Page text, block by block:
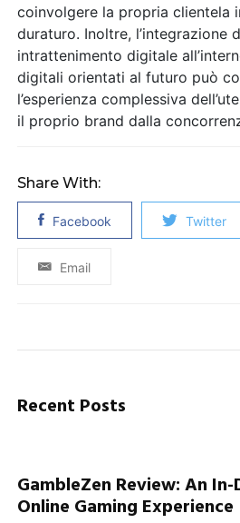
coinvolgere la propria clientela
duraturo. Inoltre, l’integrazione
intrattenimento digitale
digitali orientati al futuro può
l’esperienza complessiva
il proprio brand dalla
Share With:
Facebook Twitter
Email
Recent Posts
GambleZen Review: An
Online Gaming Experience